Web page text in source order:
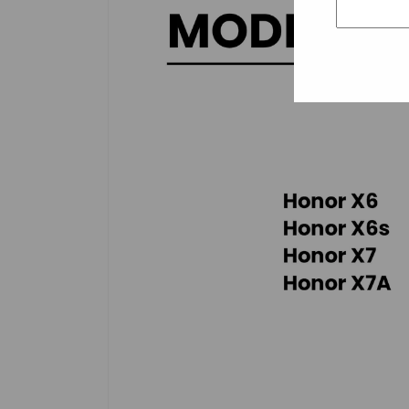
información
del producto